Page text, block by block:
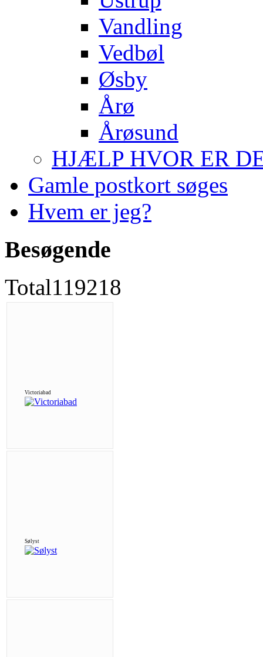
Vandling
Vedbøl
Øsby
Årø
Årøsund
HJÆLP HVOR ER
Gamle postkort søges
Hvem er jeg?
Besøgende
Total119218
Victoriabad
Sølyst